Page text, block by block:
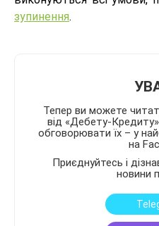
зупинення.
Тепер ви можете
від «Дебету-
обговорювати їх – у
на
Приєднуйтесь і
новини